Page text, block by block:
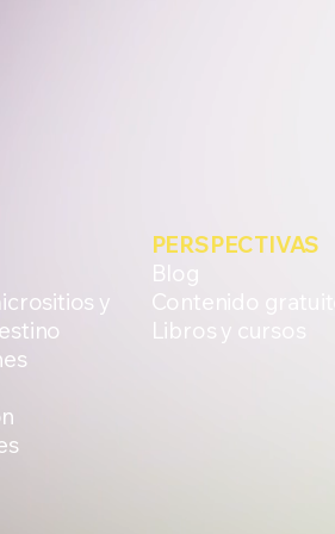
y
PERSPECTIVAS
Blog
Contenido gratuito
Libros y cursos